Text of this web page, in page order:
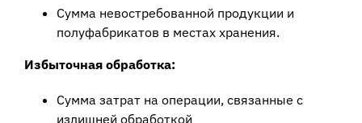
Сумма невостребованной продукции и
полуфабрикатов в местах хранения.
Избыточная обработка:
Сумма затрат на операции, связанные с
излишней обработкой